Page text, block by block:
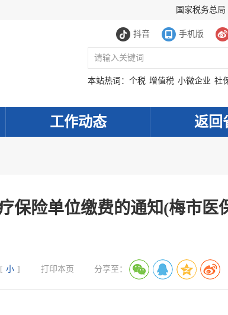
国家税务总局
抖音 手机版
本站热词： 个税 增值税 小微企业 社
工作动态 返回
保险单位缴费的通知(梅市医
[ 小 ] 打印本页 分享至：